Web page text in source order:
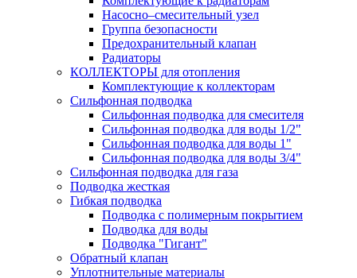
Насосно–смесительный узел
Группа безопасности
Предохранительный клапан
Радиаторы
КОЛЛЕКТОРЫ для отопления
Комплектующие к коллекторам
Сильфонная подводка
Сильфонная подводка для смесителя
Сильфонная подводка для воды 1/2"
Сильфонная подводка для воды 1"
Сильфонная подводка для воды 3/4"
Cильфонная подводка для газа
Подводка жесткая
Гибкая подводка
Подводка с полимерным покрытием
Подводка для воды
Подводка "Гигант"
Обратный клапан
Уплотнительные материалы